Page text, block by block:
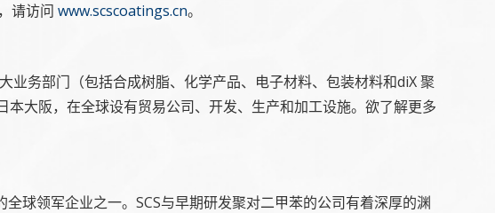
请访问 www.scscoatings.cn。
业务部门（包括合成树脂、化学产品、电子材料、包装材料和diX 聚
大阪，在全球设有贸易公司、开发、生产和加工设施。欲了解更多
球领军企业之一。SCS与早期研发聚对二甲苯的公司有着深厚的渊